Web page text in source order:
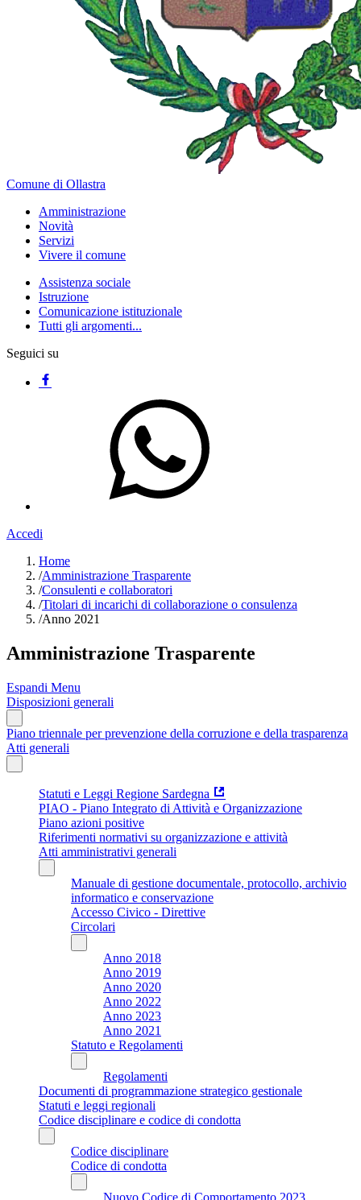
Comune di Ollastra
Amministrazione
Novità
Servizi
Vivere il comune
Assistenza sociale
Istruzione
Comunicazione istituzionale
Tutti gli argomenti...
Seguici su
Accedi
Home
/Amministrazione Trasparente
/Consulenti e collaboratori
/Titolari di incarichi di collaborazione o consulenza
/Anno 2021
Amministrazione Trasparente
Espandi Menu
Disposizioni generali
Piano triennale per prevenzione della corruzione e della trasparenza
Atti generali
Statuti e Leggi Regione Sardegna
PIAO - Piano Integrato di Attività e Organizzazione
Piano azioni positive
Riferimenti normativi su organizzazione e attività
Atti amministrativi generali
Manuale di gestione documentale, protocollo, archivio
informatico e conservazione
Accesso Civico - Direttive
Circolari
Anno 2018
Anno 2019
Anno 2020
Anno 2022
Anno 2023
Anno 2021
Statuto e Regolamenti
Regolamenti
Documenti di programmazione strategico gestionale
Statuti e leggi regionali
Codice disciplinare e codice di condotta
Codice disciplinare
Codice di condotta
Nuovo Codice di Comportamento 2023